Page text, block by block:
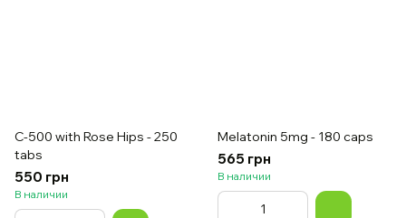
C-500 with Rose Hips - 250
tabs
550 грн
В наличии
Melatonin 5mg - 180 caps
565 грн
В наличии